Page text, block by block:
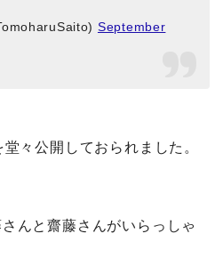
September
々公開しておられました。
んと齋藤さんがいらっしゃ